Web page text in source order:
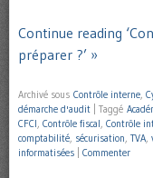
Continue reading
préparer ?’ »
Archivé sous Contrôle interne
démarche d'audit
Taggé
CFCI Contrôle fiscal Contrôle
comptabilité sécurisation TVA
informatisées
Commenter